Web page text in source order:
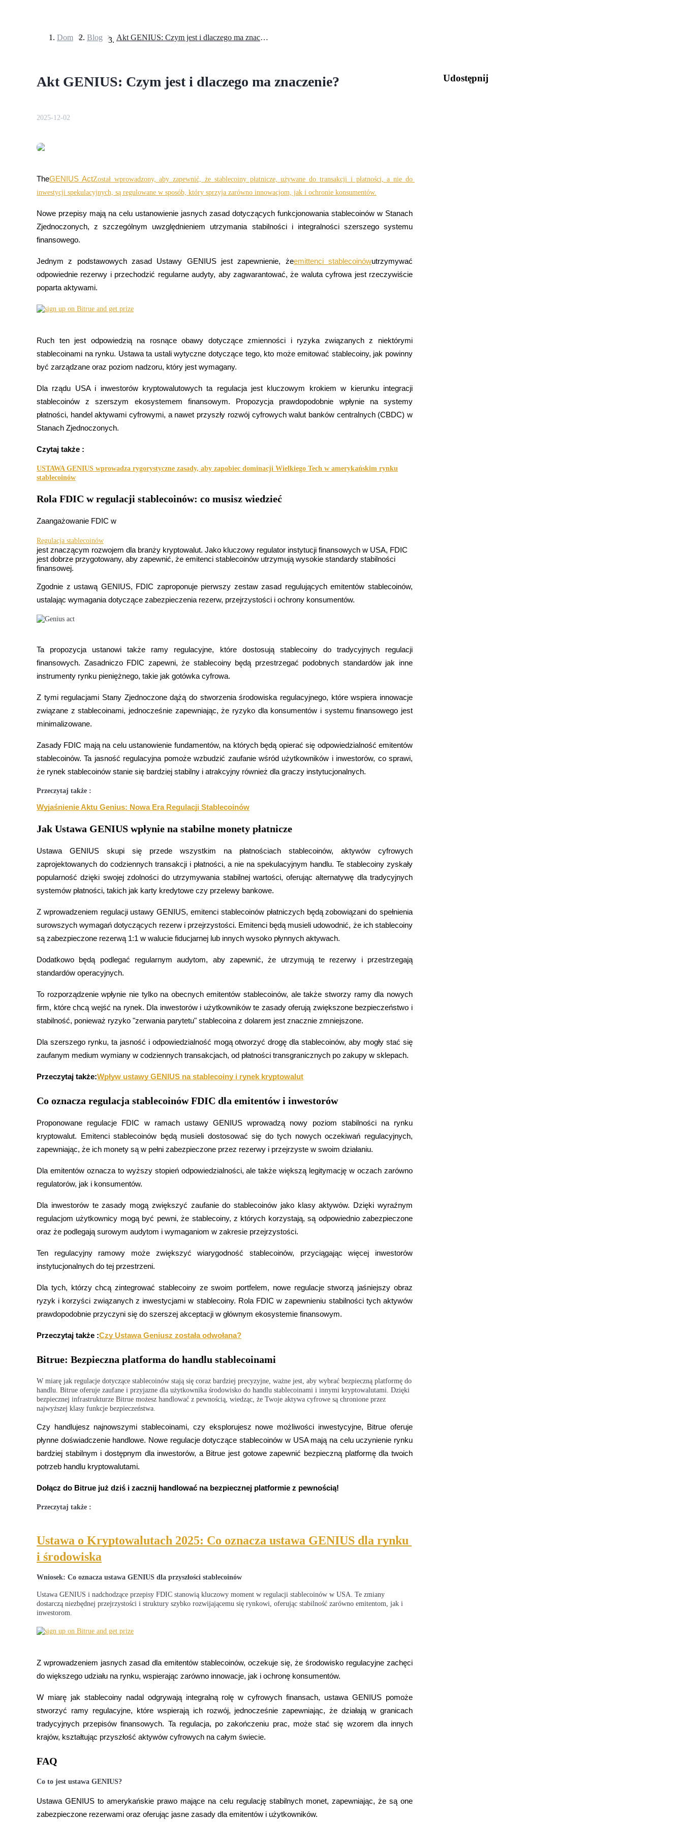
Kontrakty terminowe na USDT
Kontrakty terminowe COIN-M
Kontrakty terminowe na kryptowaluty
Instrumenty pochodne na akcje, forex, metale szlachetne i towary
Kontrakty terminowe na USDC
Kontrakty futures wykorzystujące USDC jako zabezpieczenie
Kopiowanie Transakcji
Dołącz do najlepszych traderów
Ciesz się podziałem zysków i prowizjami z kopiowania transakcji
Informacja
Analiza Big Data, w tym informacje handlowe itp.
Strategie handlowe
Mocna Świnka
Stawianie
Wysokie zyski i natychmiastowy dostęp
Launchpool
Blokady BTR
Usługa pożyczek wspieranych kryptowalutami
Dom > Blog > Akt GENIUS: Czym jest i dlaczego ma znaczenie?
Akt GENIUS: Czym jest i dlaczego ma znaczenie?
2025-12-02
TheGENIUS ActZostał wprowadzony, aby zapewnić, że stablecoiny płatnicze, używane do transakcji i płatności, a nie do
inwestycji spekulacyjnych, są regulowane w sposób, który sprzyja zarówno innowacjom, jak i ochronie konsumentów.
Nowe przepisy mają na celu ustanowienie jasnych zasad dotyczących funkcjonowania stablecoinów w Stanach
Zjednoczonych, z szczególnym uwzględnieniem utrzymania stabilności i integralności szerszego systemu
finansowego.
Jednym z podstawowych zasad Ustawy GENIUS jest zapewnienie, żeemittenci stablecoinówutrzymywać
odpowiednie rezerwy i przechodzić regularne audyty, aby zagwarantować, że waluta cyfrowa jest rzeczywiście
poparta aktywami.
Ruch ten jest odpowiedzią na rosnące obawy dotyczące zmienności i ryzyka związanych z niektórymi
stablecoinami na rynku. Ustawa ta ustali wytyczne dotyczące tego, kto może emitować stablecoiny, jak powinny
być zarządzane oraz poziom nadzoru, który jest wymagany.
Dla rządu USA i inwestorów kryptowalutowych ta regulacja jest kluczowym krokiem w kierunku integracji
stablecoinów z szerszym ekosystemem finansowym. Propozycja prawdopodobnie wpłynie na systemy
płatności, handel aktywami cyfrowymi, a nawet przyszły rozwój cyfrowych walut banków centralnych (CBDC) w
Stanach Zjednoczonych.
Czytaj także :
USTAWA GENIUS wprowadza rygorystyczne zasady, aby zapobiec dominacji Wielkiego Tech w amerykańskim rynku
stablecoinów
Rola FDIC w regulacji stablecoinów: co musisz wiedzieć
Zaangażowanie FDIC w
Regulacja stablecoinów
jest znaczącym rozwojem dla branży kryptowalut. Jako kluczowy regulator instytucji finansowych w USA, FDIC
jest dobrze przygotowany, aby zapewnić, że emitenci stablecoinów utrzymują wysokie standardy stabilności
finansowej.
Zgodnie z ustawą GENIUS, FDIC zaproponuje pierwszy zestaw zasad regulujących emitentów stablecoinów,
ustalając wymagania dotyczące zabezpieczenia rezerw, przejrzystości i ochrony konsumentów.
Ta propozycja ustanowi także ramy regulacyjne, które dostosują stablecoiny do tradycyjnych regulacji
finansowych. Zasadniczo FDIC zapewni, że stablecoiny będą przestrzegać podobnych standardów jak inne
instrumenty rynku pieniężnego, takie jak gotówka cyfrowa.
Z tymi regulacjami Stany Zjednoczone dążą do stworzenia środowiska regulacyjnego, które wspiera innowacje
związane z stablecoinami, jednocześnie zapewniając, że ryzyko dla konsumentów i systemu finansowego jest
minimalizowane.
Zasady FDIC mają na celu ustanowienie fundamentów, na których będą opierać się odpowiedzialność emitentów
stablecoinów. Ta jasność regulacyjna pomoże wzbudzić zaufanie wśród użytkowników i inwestorów, co sprawi,
że rynek stablecoinów stanie się bardziej stabilny i atrakcyjny również dla graczy instytucjonalnych.
Przeczytaj także :
Wyjaśnienie Aktu Genius: Nowa Era Regulacji Stablecoinów
Jak Ustawa GENIUS wpłynie na stabilne monety płatnicze
Ustawa GENIUS skupi się przede wszystkim na płatnościach stablecoinów, aktywów cyfrowych
zaprojektowanych do codziennych transakcji i płatności, a nie na spekulacyjnym handlu. Te stablecoiny zyskały
popularność dzięki swojej zdolności do utrzymywania stabilnej wartości, oferując alternatywę dla tradycyjnych
systemów płatności, takich jak karty kredytowe czy przelewy bankowe.
Z wprowadzeniem regulacji ustawy GENIUS, emitenci stablecoinów płatniczych będą zobowiązani do spełnienia
surowszych wymagań dotyczących rezerw i przejrzystości. Emitenci będą musieli udowodnić, że ich stablecoiny
są zabezpieczone rezerwą 1:1 w walucie fiducjarnej lub innych wysoko płynnych aktywach.
Dodatkowo będą podlegać regularnym audytom, aby zapewnić, że utrzymują te rezerwy i przestrzegają
standardów operacyjnych.
To rozporządzenie wpłynie nie tylko na obecnych emitentów stablecoinów, ale także stworzy ramy dla nowych
firm, które chcą wejść na rynek. Dla inwestorów i użytkowników te zasady oferują zwiększone bezpieczeństwo i
stabilność, ponieważ ryzyko "zerwania parytetu" stablecoina z dolarem jest znacznie zmniejszone.
Dla szerszego rynku, ta jasność i odpowiedzialność mogą otworzyć drogę dla stablecoinów, aby mogły stać się
zaufanym medium wymiany w codziennych transakcjach, od płatności transgranicznych po zakupy w sklepach.
Przeczytaj także:Wpływ ustawy GENIUS na stablecoiny i rynek kryptowalut
Co oznacza regulacja stablecoinów FDIC dla emitentów i inwestorów
Proponowane regulacje FDIC w ramach ustawy GENIUS wprowadzą nowy poziom stabilności na rynku
kryptowalut. Emitenci stablecoinów będą musieli dostosować się do tych nowych oczekiwań regulacyjnych,
zapewniając, że ich monety są w pełni zabezpieczone przez rezerwy i przejrzyste w swoim działaniu.
Dla emitentów oznacza to wyższy stopień odpowiedzialności, ale także większą legitymację w oczach zarówno
regulatorów, jak i konsumentów.
Dla inwestorów te zasady mogą zwiększyć zaufanie do stablecoinów jako klasy aktywów. Dzięki wyraźnym
regulacjom użytkownicy mogą być pewni, że stablecoiny, z których korzystają, są odpowiednio zabezpieczone
oraz że podlegają surowym audytom i wymaganiom w zakresie przejrzystości.
Ten regulacyjny ramowy może zwiększyć wiarygodność stablecoinów, przyciągając więcej inwestorów
instytucjonalnych do tej przestrzeni.
Dla tych, którzy chcą zintegrować stablecoiny ze swoim portfelem, nowe regulacje stworzą jaśniejszy obraz
ryzyk i korzyści związanych z inwestycjami w stablecoiny. Rola FDIC w zapewnieniu stabilności tych aktywów
prawdopodobnie przyczyni się do szerszej akceptacji w głównym ekosystemie finansowym.
Przeczytaj także :Czy Ustawa Geniusz została odwołana?
Bitrue: Bezpieczna platforma do handlu stablecoinami
W miarę jak regulacje dotyczące stablecoinów stają się coraz bardziej precyzyjne, ważne jest, aby wybrać bezpieczną platformę do
handlu. Bitrue oferuje zaufane i przyjazne dla użytkownika środowisko do handlu stablecoinami i innymi kryptowalutami. Dzięki
bezpiecznej infrastrukturze Bitrue możesz handlować z pewnością, wiedząc, że Twoje aktywa cyfrowe są chronione przez
najwyższej klasy funkcje bezpieczeństwa.
Czy handlujesz najnowszymi stablecoinami, czy eksplorujesz nowe możliwości inwestycyjne, Bitrue oferuje
płynne doświadczenie handlowe. Nowe regulacje dotyczące stablecoinów w USA mają na celu uczynienie rynku
bardziej stabilnym i dostępnym dla inwestorów, a Bitrue jest gotowe zapewnić bezpieczną platformę dla twoich
potrzeb handlu kryptowalutami.
Dołącz do Bitrue już dziś i zacznij handlować na bezpiecznej platformie z pewnością!
Przeczytaj także :
Ustawa o Kryptowalutach 2025: Co oznacza ustawa GENIUS dla rynku
i środowiska
Wniosek: Co oznacza ustawa GENIUS dla przyszłości stablecoinów
Ustawa GENIUS i nadchodzące przepisy FDIC stanowią kluczowy moment w regulacji stablecoinów w USA. Te zmiany
dostarczą niezbędnej przejrzystości i struktury szybko rozwijającemu się rynkowi, oferując stabilność zarówno emitentom, jak i
inwestorom.
Z wprowadzeniem jasnych zasad dla emitentów stablecoinów, oczekuje się, że środowisko regulacyjne zachęci
do większego udziału na rynku, wspierając zarówno innowacje, jak i ochronę konsumentów.
W miarę jak stablecoiny nadal odgrywają integralną rolę w cyfrowych finansach, ustawa GENIUS pomoże
stworzyć ramy regulacyjne, które wspierają ich rozwój, jednocześnie zapewniając, że działają w granicach
tradycyjnych przepisów finansowych. Ta regulacja, po zakończeniu prac, może stać się wzorem dla innych
krajów, kształtując przyszłość aktywów cyfrowych na całym świecie.
FAQ
Co to jest ustawa GENIUS?
Ustawa GENIUS to amerykańskie prawo mające na celu regulację stabilnych monet, zapewniając, że są one
zabezpieczone rezerwami oraz oferując jasne zasady dla emitentów i użytkowników.
Udostępnij